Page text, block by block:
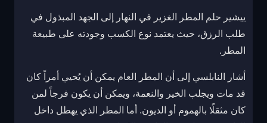
ييشير حلم المطر الغزير في النهار إلى الجهد المبذول في
طلب الرزق، حيث يعتمد نوع الكسب وجودته على طبيعة
المطر.
أشار النابلسي إلى أن المطر العام يمكن أن يُحيي أمراً كان
قد مات ويجلب الخير والنعمة، ويمكن أن يكون فرجاً لمن
كان مثقلًا بالهموم أو الديون. أما المطر الذي يهطل داخل